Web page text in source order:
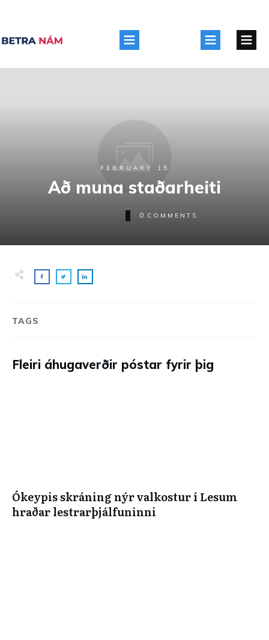
FEBRUARY 15
Að muna staðarheiti
0 COMMENTS
TAGS
Fleiri áhugaverðir póstar fyrir þig
Ókeypis skráning nýr valkostur í Lesum
hraðar lestrarþjálfuninni